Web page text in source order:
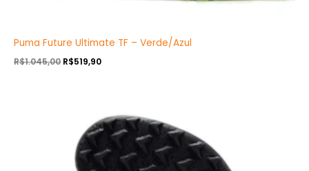
Puma Future Ultimate TF – Verde/Azul
R$1.045,00 R$519,90
original
R$1.045,00.
atual
é:
R$519,90.